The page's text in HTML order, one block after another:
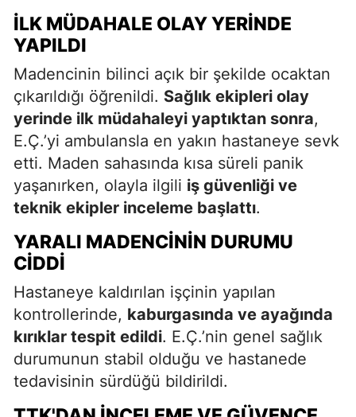
İLK MÜDAHALE OLAY YERINDE
YAPILDI
Madencinin bilinci açık bir şekilde ocaktan
çıkarıldığı öğrenildi. Sağlık ekipleri olay
yerinde ilk müdahaleyi yaptıktan sonra,
E.Ç.’yi ambulansla en yakın hastaneye sevk
etti. Maden sahasında kısa süreli panik
yaşanırken, olayla ilgili iş güvenliği ve
teknik ekipler inceleme başlattı.
YARALI MADENCININ DURUMU
CIDDI
Hastaneye kaldırılan işçinin yapılan
kontrollerinde, kaburgasında ve ayağında
kırıklar tespit edildi. E.Ç.’nin genel sağlık
durumunun stabil olduğu ve hastanede
tedavisinin sürdüğü bildirildi.